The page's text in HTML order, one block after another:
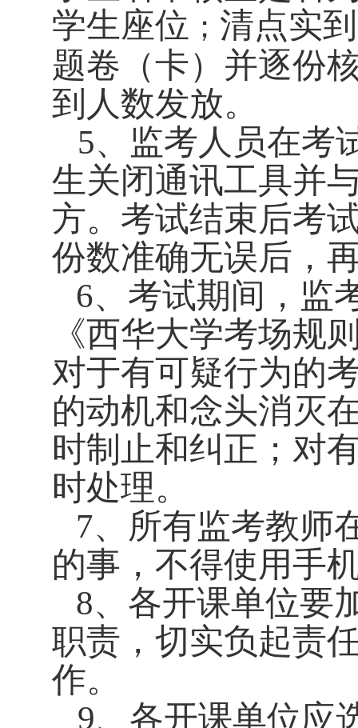
学生座位 ； 清点实
题卷（卡）并逐份
到人数发放。
5、监考人员在考
生关闭通讯工具并
方。考试结束后考
份数准确无误后，
6、 考试期间，监
《西华大学考场规
对于有可疑行为的
的动机和念头消灭
时制止和纠正；对
时处理。
7、 所有监考教师
的事，不得使用手
8、 各开课单位要
职责，切实负起责
作。
9、各开课单位应